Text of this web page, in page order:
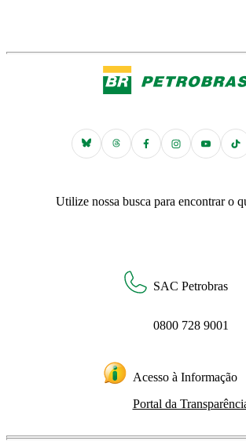
Utilize nossa busca para encontrar o
SAC Petrobras
0800 728 9001
Acesso à Informação
Portal da